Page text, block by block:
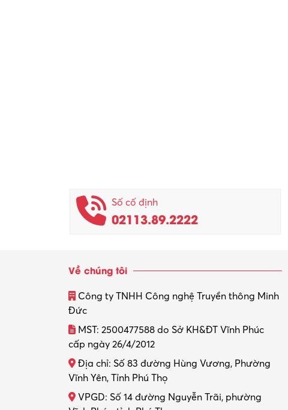
Số cố định
02113.89.2222
Về chúng tôi
Công ty TNHH Công nghệ Truyền thông Minh
Đức
MST: 2500477588 do Sở KH&ĐT Vĩnh Phúc
cấp ngày 26/4/2012
Địa chỉ: Số 83 đường Hùng Vương, Phường
Vĩnh Yên, Tỉnh Phú Thọ
VPGD: Số 14 đường Nguyễn Trãi, phường